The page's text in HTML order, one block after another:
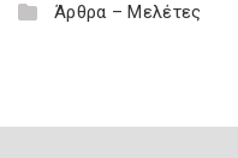
Άρθρα – Μελέτες